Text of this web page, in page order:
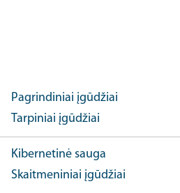
Pagrindiniai įgūdžiai
Tarpiniai įgūdžiai
Kibernetinė sauga
Skaitmeniniai įgūdžiai